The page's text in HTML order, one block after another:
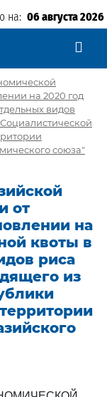
на: 06 августа 2026
на 2020 год
видов
союза"
от
на
квоты в
риса
из